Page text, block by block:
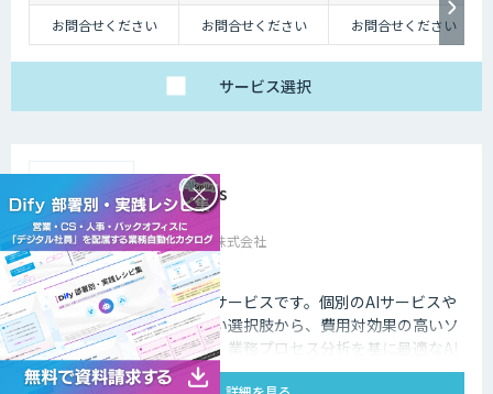
お問合せください
お問合せください お問合せください
サービス選択
AI Canvas
FutureRays株式会社
業務改善に特化したAI活用サービスです。個別のAIサービスや
AI技術の垣根を超えた幅広い選択肢から、費用対効果の高いソ
リューションを提供します。​業務プロセス分析を基に最適なAI
活用を提案し、システムへのAI機能搭載を実現します。 ​課題整
×